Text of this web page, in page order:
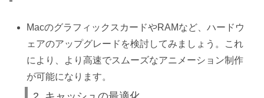
MacのグラフィックスカードやRAMなど、ハードウ
ェアのアップグレードを検討してみましょう。これ
により、より高速でスムーズなアニメーション制作
が可能になります。